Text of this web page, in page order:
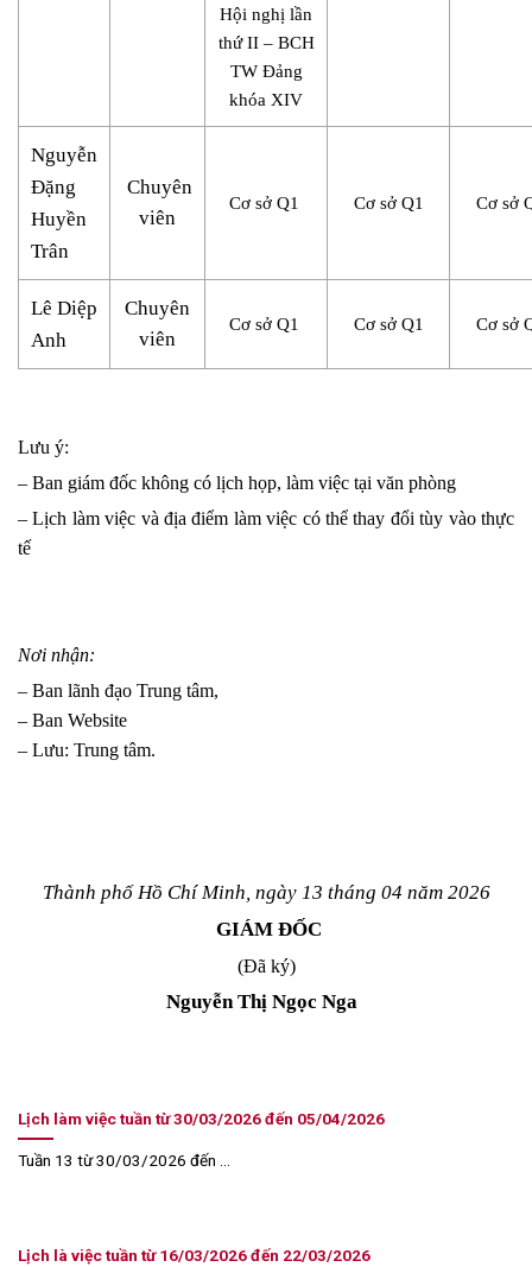
Hội nghị lần
thứ II – BCH
TW Đảng
khóa XIV
Nguyễn
Đặng
Huyền
Trân
Chuyên
viên
Cơ sở Q1 Cơ sở Q1 Cơ sở
Lê Diệp
Anh
Chuyên
viên
Cơ sở Q1 Cơ sở Q1 Cơ sở
Lưu ý:
– Ban giám đốc không có lịch họp, làm việc tại văn phòng
– Lịch làm việc và địa điểm làm việc có thể thay đổi tùy vào thực
tế
Nơi nhận:
– Ban lãnh đạo Trung tâm,
– Ban Website
– Lưu: Trung tâm.
Thành phố Hồ Chí Minh, ngày 13 tháng 04 năm 2026
GIÁM ĐỐC
(Đã ký)
Nguyễn Thị Ngọc Nga
Lịch làm việc tuần từ 30/03/2026 đến 05/04/2026
Tuần 13 từ 30/03/2026 đến ...
Lịch là việc tuần từ 16/03/2026 đến 22/03/2026